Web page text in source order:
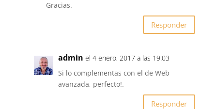
Gracias.
Responder
admin el 4 enero, 2017 a las 19:03
Si lo complementas con el de Web
avanzada, perfecto!.
Responder